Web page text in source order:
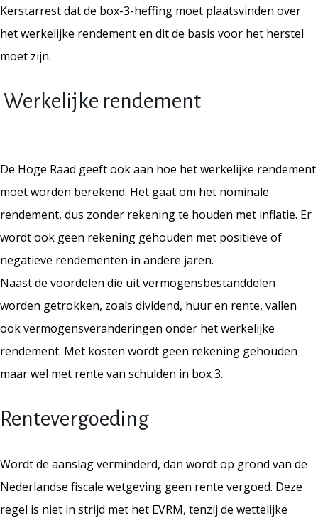
Kerstarrest dat de box-3-heffing moet plaatsvinden over
het werkelijke rendement en dit de basis voor het herstel
moet zijn.
Werkelijke rendement
De Hoge Raad geeft ook aan hoe het werkelijke rendement
moet worden berekend. Het gaat om het nominale
rendement, dus zonder rekening te houden met inflatie. Er
wordt ook geen rekening gehouden met positieve of
negatieve rendementen in andere jaren.
Naast de voordelen die uit vermogensbestanddelen
worden getrokken, zoals dividend, huur en rente, vallen
ook vermogensveranderingen onder het werkelijke
rendement. Met kosten wordt geen rekening gehouden
maar wel met rente van schulden in box 3.
Rentevergoeding
Wordt de aanslag verminderd, dan wordt op grond van de
Nederlandse fiscale wetgeving geen rente vergoed. Deze
regel is niet in strijd met het EVRM, tenzij de wettelijke